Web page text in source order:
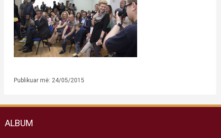
Publikuar më: 24/05/2015
ALBUM